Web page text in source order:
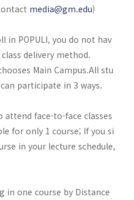
media@gm.edu)
in POPULI, you do not hav
delivery method.
Main Campus.All stu
participate in 3 ways.
attend face-to-face classes
for only 1 course; If you si
in your lecture schedule,
in one course by Distance